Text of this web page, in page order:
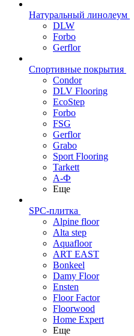
Натуральный линолеум
DLW
Forbo
Gerflor
Спортивные покрытия
Condor
DLV Flooring
EcoStep
Forbo
FSG
Gerflor
Grabo
Sport Flooring
Tarkett
А-Ф
Еще
SPC-плитка
Alpine floor
Alta step
Aquafloor
ART EAST
Bonkeel
Damy Floor
Ensten
Floor Factor
Floorwood
Home Expert
Еще